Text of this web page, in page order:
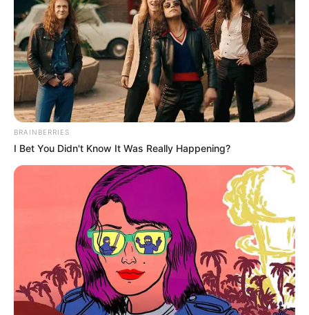
BRAINBERRIES
I Bet You Didn't Know It Was Really Happening?